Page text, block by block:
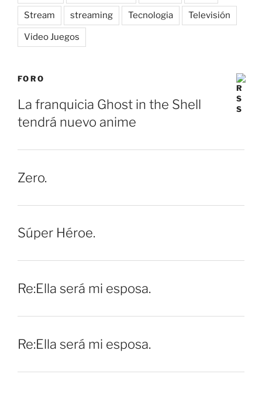
Stream streaming Tecnologia Televisión
Video Juegos
FORO
La franquicia Ghost in the Shell
tendrá nuevo anime
Zero.
Súper Héroe.
Re:Ella será mi esposa.
Re:Ella será mi esposa.